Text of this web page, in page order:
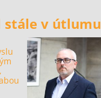
stále v útlumu